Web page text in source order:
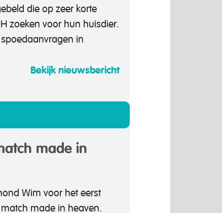
die op zeer korte
zoeken voor hun huisdier.
in
Bekijk nieuwsbericht
made in
Wim voor het eerst
match made in heaven.